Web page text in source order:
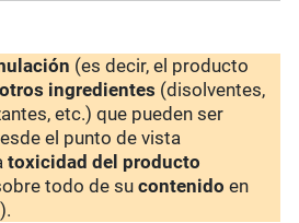
(es decir, el producto
otros ingredientes (disolventes,
etc.) que pueden ser
el punto de vista
toxicidad del producto
todo de sucontenido en